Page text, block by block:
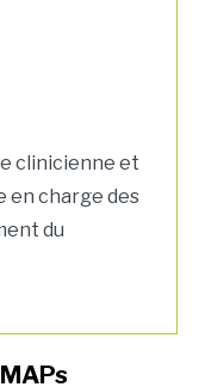
clinicienne et
en charge des
du